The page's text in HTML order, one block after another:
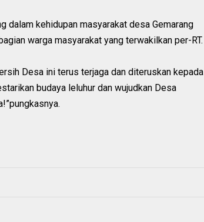
dalam kehidupan masyarakat desa Gemarang
warga masyarakat yang terwakilkan per-RT.
Desa ini terus terjaga dan diteruskan kepada
budaya leluhur dan wujudkan Desa